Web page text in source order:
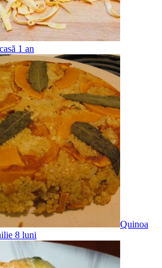
1 an
Quinoa
8 luni